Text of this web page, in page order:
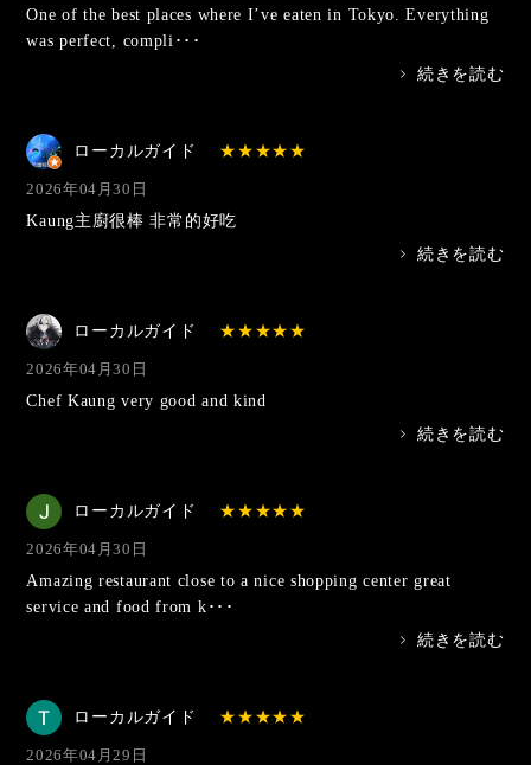
One of the best places where I’ve eaten in Tokyo. Everything
was perfect, compli･･･
>
続きを読む
ローカルガイド
2026年04月30日
Kaung主廚很棒 非常的好吃
>
続きを読む
ローカルガイド
2026年04月30日
Chef Kaung very good and kind
>
続きを読む
ローカルガイド
2026年04月30日
Amazing restaurant close to a nice shopping center great
service and food from k･･･
>
続きを読む
ローカルガイド
2026年04月29日